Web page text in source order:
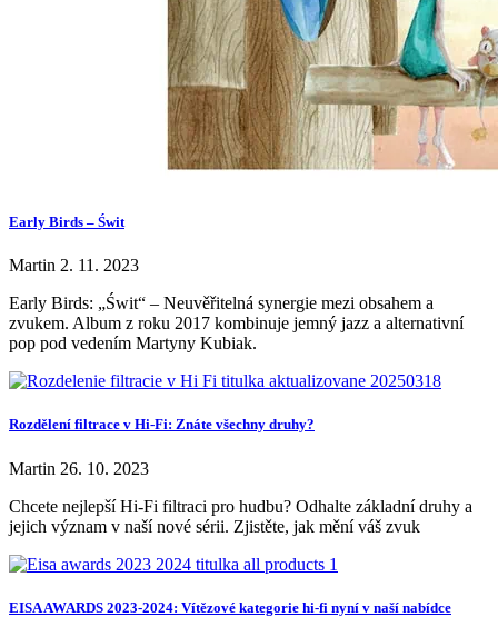
Early Birds – Świt
Martin 2. 11. 2023
Early Birds: „Świt“ – Neuvěřitelná synergie mezi obsahem a
zvukem. Album z roku 2017 kombinuje jemný jazz a alternativní
pop pod vedením Martyny Kubiak.
Rozdělení filtrace v Hi-Fi: Znáte všechny druhy?
Martin 26. 10. 2023
Chcete nejlepší Hi-Fi filtraci pro hudbu? Odhalte základní druhy a
jejich význam v naší nové sérii. Zjistěte, jak mění váš zvuk
EISA AWARDS 2023-2024: Vítězové kategorie hi-fi nyní v naší nabídce